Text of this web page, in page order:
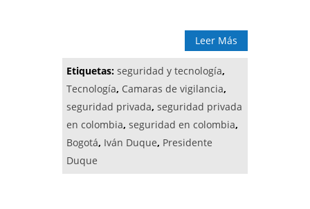
Leer Más
Etiquetas: seguridad y tecnología,
Tecnología, Camaras de vigilancia,
seguridad privada, seguridad privada
en colombia, seguridad en colombia,
Bogotá, Iván Duque, Presidente
Duque